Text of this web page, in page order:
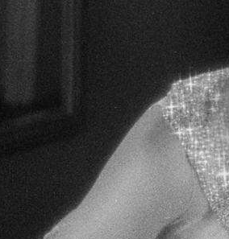
Gutscheine
& Filmpässe
Account
Suche